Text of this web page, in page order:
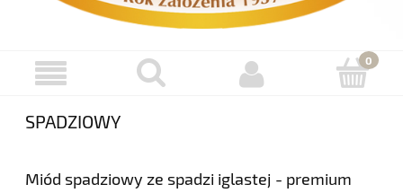
SPADZIOWY
Miód spadziowy ze spadzi iglastej - premium